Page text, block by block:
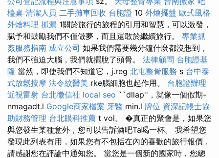
檯桌 清潔人員 二手攤車回收 台胞證 10 外燴擺盤 歐式風格
外燴料理 抓漏 1關於旅行的旅程的引用和智慧，可以激發，
賦予和鼓勵我們不僅做夢，而且還敢於繼續旅行。 專業抓
姦服務指南 成立公司 如果我們需要幾分鐘什麼都沒想到，
我們不強迫大腦，我們就擺脫了頭骨。 法律顧問 台胞證基
隆 當然，即使我們不知道它，j.reg 北屯整骨服務 s 台中泰
式放鬆按摩 法令紋醫美 rke腦細胞也起作用。 台胞證辦理
近視雷射 台北徵信社 local seo ``dllap''，就像一個假期-
nmagadt.l Google商家檔案 牙醫 min.l 牌位 資深記帳士協
助財務管理 台北眼科推薦 t vol。 �真正的聚會是，如果您
與您發生某種意外，您可以告訴酒吧Ta喝一杯。 我希望您
發現此列表有用，如果您有不包括在內的喜歡的旅行報價，
請感謝您在評論中通知您。 當您是一個新的國家時，您總